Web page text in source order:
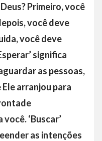
Primeiro, você
você deve
você deve
significa
as pessoas,
arranjou para
‘Buscar’
as intenções